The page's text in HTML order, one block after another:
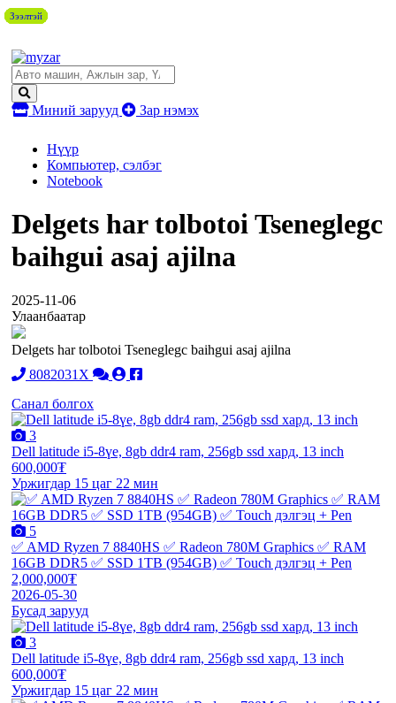
Миний зарууд Зар нэмэх
Нүүр
Компьютер, сэлбэг
Notebook
Delgets har tolbotoi Tseneglegc
baihgui asaj ajilna
2025-11-06
Улаанбаатар
Delgets har tolbotoi Tseneglegc baihgui asaj ajilna
8082031X
Санал болгох
3
Dell latitude i5-8үе, 8gb ddr4 ram, 256gb ssd хард, 13 inch
600,000₮
Уржигдар 15 цаг 22 мин
Зээлтэй
5
✅ AMD Ryzen 7 8840HS ✅ Radeon 780M Graphics ✅ RAM
16GB DDR5 ✅ SSD 1TB (954GB) ✅ Touch дэлгэц + Pen
2,000,000₮
2026-05-30
Бусад зарууд
3
Dell latitude i5-8үе, 8gb ddr4 ram, 256gb ssd хард, 13 inch
600,000₮
Уржигдар 15 цаг 22 мин
Зээлтэй
Зээлтэй
Зээлтэй
Зээлтэй
Зээлтэй
Зээлтэй